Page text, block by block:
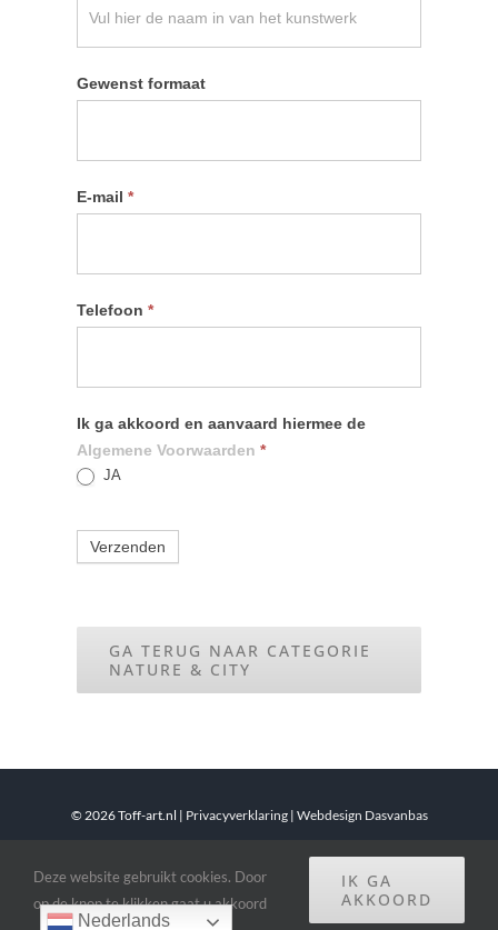
Gewenst formaat
E-mail *
Telefoon *
Ik ga akkoord en aanvaard hiermee de
Algemene Voorwaarden *
JA
Verzenden
GA TERUG NAAR CATEGORIE
NATURE & CITY
© 2026 Toff-art.nl | Privacyverklaring| Webdesign Dasvanbas
FacebookInstagram LinkedIn
Nederlands
Deze website gebruikt cookies. Door
op de knop te klikken gaat u akkoord
IK GA
AKKOORD